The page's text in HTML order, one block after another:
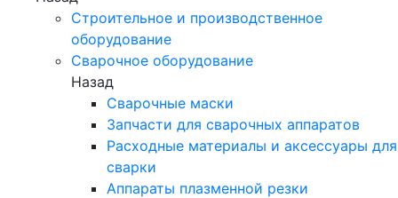
Строительное и производственное
оборудование
Сварочное оборудование
Назад
Сварочные маски
Запчасти для сварочных аппаратов
Расходные материалы и аксессуары для
сварки
Аппараты плазменной резки